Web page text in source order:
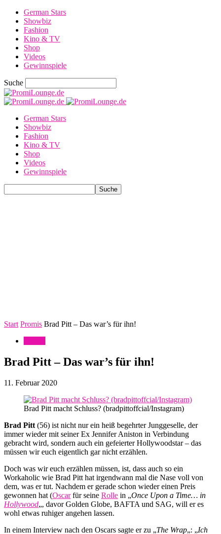
German Stars
Showbiz
Fashion
Kino & TV
Shop
Videos
Gewinnspiele
Suche
German Stars
Showbiz
Fashion
Kino & TV
Shop
Videos
Gewinnspiele
Start Promis Brad Pitt – Das war’s für ihn!
Brad Pitt – Das war’s für ihn!
11. Februar 2020
Brad Pitt macht Schluss? (bradpittoffcial/Instagram)
Brad Pitt (56) ist nicht nur ein heiß begehrter Junggeselle, der
immer wieder mit seiner Ex Jennifer Aniston in Verbindung
gebracht wird, sondern auch ein gefeierter Hollywoodstar – das
müssen wir euch eigentlich gar nicht erzählen.
Doch was wir euch erzählen müssen, ist, dass auch so ein
Workaholic wie Brad Pitt hat irgendwann mal die Nase voll von
dem, was er tut. Nachdem er gerade schon wieder einen Preis
gewonnen hat (Oscarfür seine Rolle in „Once Upon a Time… in
Hollywood„, davor Golden Globe, BAFTA und SAG, will er es
wohl etwas ruhiger angehen lassen.
In einem Interview nach den Oscars sagte er zu „The Wrap„: „Ich